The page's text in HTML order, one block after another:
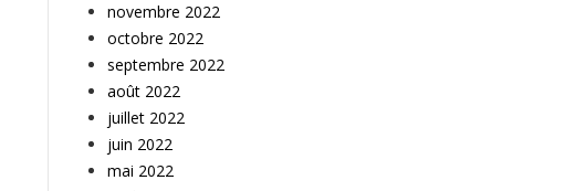
novembre 2022
octobre 2022
septembre 2022
août 2022
juillet 2022
juin 2022
mai 2022